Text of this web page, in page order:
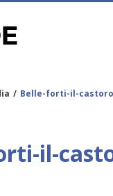
/ Belle-forti-il-
il-